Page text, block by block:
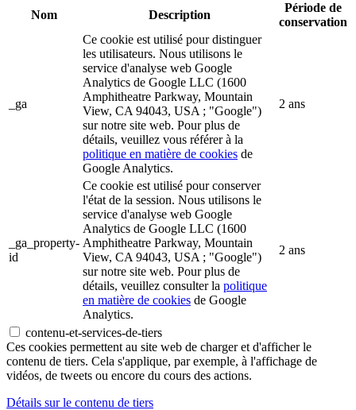
Nom Description
Période de
conservation
_ga
Ce cookie est utilisé pour distinguer
les utilisateurs. Nous utilisons le
service d'analyse web Google
Analytics de Google LLC (1600
Amphitheatre Parkway, Mountain
View, CA 94043, USA ; "Google")
sur notre site web. Pour plus de
détails, veuillez vous référer à la
politique en matière de cookies de
Google Analytics.
2 ans
_ga_property-
id
Ce cookie est utilisé pour conserver
l'état de la session. Nous utilisons le
service d'analyse web Google
Analytics de Google LLC (1600
Amphitheatre Parkway, Mountain
View, CA 94043, USA ; "Google")
sur notre site web. Pour plus de
détails, veuillez consulter la politique
en matière de cookies de Google
Analytics.
2 ans
contenu-et-services-de-tiers
Ces cookies permettent au site web de charger et d'afficher le
contenu de tiers. Cela s'applique, par exemple, à l'affichage de
vidéos, de tweets ou encore du cours des actions.
Détails sur le contenu de tiers